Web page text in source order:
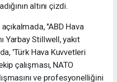
altını çizdi.
açıkalmada, "ABD Hava
Yarbay Stillwell, yakıt
'Türk Hava Kuvvetleri
çalışması, NATO
ve profesyonelliğini